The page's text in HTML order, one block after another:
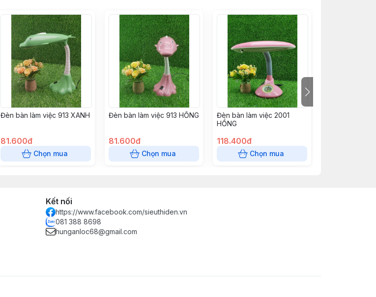
Đèn bàn làm việc 913 XANH
81.600đ
Chọn mua
Đèn bàn làm việc 913 HỒNG
81.600đ
Chọn mua
Đèn bàn làm việc 2001
HỒNG
118.400đ
Chọn mua
Kết nối
https://www.facebook.com/sieuthiden.vn
081 388 8698
hunganloc68@gmail.com